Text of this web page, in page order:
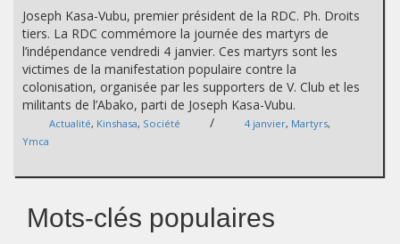
Joseph Kasa-Vubu, premier président de la RDC. Ph. Droits
tiers. La RDC commémore la journée des martyrs de
l’indépendance vendredi 4 janvier. Ces martyrs sont les
victimes de la manifestation populaire contre la
colonisation, organisée par les supporters de V. Club et les
militants de l’Abako, parti de Joseph Kasa-Vubu.
Actualité, Kinshasa, Société / 4 janvier, Martyrs,
Ymca
Mots-clés populaires